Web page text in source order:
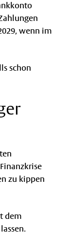
wenn im
schon
zu kippen
dem